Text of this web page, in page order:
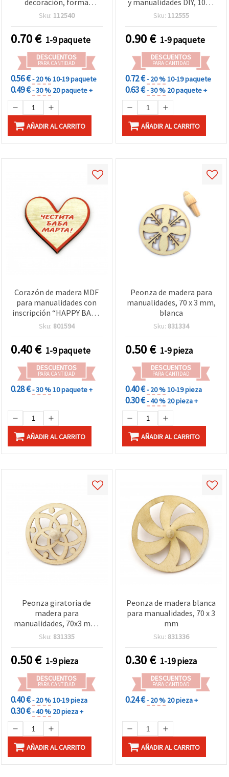
decoración, forma
redonda, color madera
agujero: 2 mm - Pack de 5
piezas
Sku: 112540
0.70€ 1-9 paquete
DESCUENTOS
PARA CANTIDAD
0.56 €- 20 %10-19 paquete
0.49 €- 30 % 20 paquete +
AÑADIR AL CARRITO
y manualidades DIY, 105 x
6 mm, orificio Ø2 mm,
Sku: 112555
0.90€ 1-9 paquete
DESCUENTOS
PARA CANTIDAD
0.72 €- 20 %10-19 paquete
0.63 €- 30 % 20 paquete +
AÑADIR AL CARRITO
Corazón de madera MDF
para manualidades con
inscripción “HAPPY BABA
MARTA“, 35x40x3 mm - 2
Sku: 801594
0.40€ 1-9 paquete
DESCUENTOS
PARA CANTIDAD
0.28 €- 30 %10 paquete +
AÑADIR AL CARRITO
Peonza de madera para
manualidades, 70 x 3 mm,
blanca
Sku: 831334
0.50€ 1-9 pieza
DESCUENTOS
PARA CANTIDAD
0.40 €- 20 %10-19 pieza
0.30 €- 40 % 20 pieza +
AÑADIR AL CARRITO
Peonza giratoria de
madera para
manualidades, 70x3 mm,
blanca
Sku: 831335
0.50€ 1-9 pieza
DESCUENTOS
PARA CANTIDAD
0.40 €- 20 %10-19 pieza
0.30 €- 40 % 20 pieza +
AÑADIR AL CARRITO
Peonza de madera blanca
para manualidades, 70 x 3
mm
Sku: 831336
0.30€ 1-19 pieza
DESCUENTOS
PARA CANTIDAD
0.24 €- 20 % 20 pieza +
AÑADIR AL CARRITO